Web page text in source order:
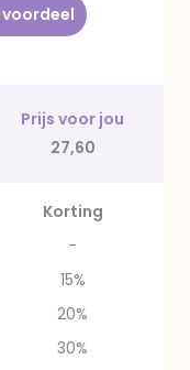
voordeel
Prijs voor jou
27,60
Korting
-
15%
20%
30%